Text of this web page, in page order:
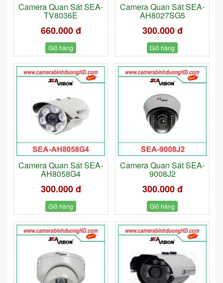
Camera Quan Sát SEA-
TV8036E
660.000 đ
Giỏ hàng
Camera Quan Sát SEA-
AH8027SG5
300.000 đ
Giỏ hàng
Camera Quan Sát SEA-
AH8058G4
300.000 đ
Giỏ hàng
Camera Quan Sát SEA-
9008J2
300.000 đ
Giỏ hàng